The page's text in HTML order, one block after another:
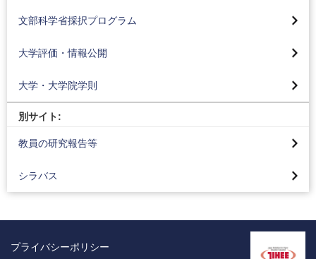
学報
数字で見る東京工科大学
学校法人片柳学園
教員の研究報告等
文部科学省採択プログラム
特色GP
大学評価・情報公開
高等教育の修学支援新制度
内部質保証
大学・大学院学則
別サイト:
教員の研究報告等
シラバス
プライバシーポリシー